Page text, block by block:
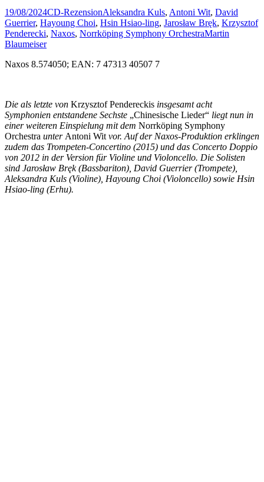
19/08/2024CD-RezensionAleksandra Kuls, Antoni Wit, David
Guerrier, Hayoung Choi, Hsin Hsiao-ling, Jarosław Bręk, Krzysztof
Penderecki, Naxos, Norrköping Symphony OrchestraMartin
Blaumeiser
Naxos 8.574050; EAN: 7 47313 40507 7
Die als letzte von Krzysztof Pendereckis insgesamt acht
Symphonien entstandene Sechste „Chinesische Lieder“ liegt nun in
einer weiteren Einspielung mit dem Norrköping Symphony
Orchestra unter Antoni Wit vor. Auf der Naxos-Produktion erklingen
zudem das Trompeten-Concertino (2015) und das Concerto Doppio
von 2012 in der Version für Violine und Violoncello. Die Solisten
sind Jarosław Bręk (Bassbariton), David Guerrier (Trompete),
Aleksandra Kuls (Violine), Hayoung Choi (Violoncello) sowie Hsin
Hsiao-ling (Erhu).